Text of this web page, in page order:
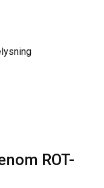
ROT-